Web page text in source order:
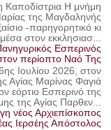
Καποδίστρια Η μνήμη
της Μαγδαληνής
-παρηγορητικό κι
στον εκκλησιασ...
Εσπερινός
περίοπτο Ναό Της
Ιουλίου 2026, στον
Αγίας Μαρίνας Φαγιά
εόρτιο Εσπερινό της
της Αγίας Παρθεν...
νέος Αρχιεπίσκοπος
Ιερσέης Απόστολος